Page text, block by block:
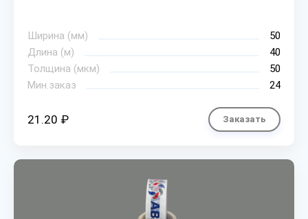
Ширина (мм)
50
Длина (м)
40
Толщина (мкм)
50
Мин.заказ
24
21.20 ₽ Заказать